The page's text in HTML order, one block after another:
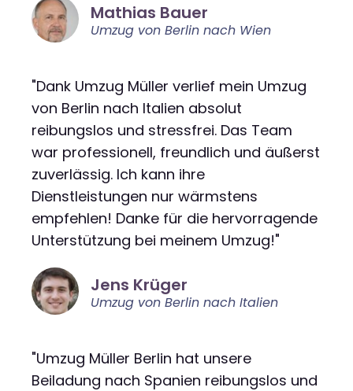
Mathias Bauer
Umzug von Berlin nach Wien
"Dank Umzug Müller verlief mein Umzug
von Berlin nach Italien absolut
reibungslos und stressfrei. Das Team
war professionell, freundlich und äußerst
zuverlässig. Ich kann ihre
Dienstleistungen nur wärmstens
empfehlen! Danke für die hervorragende
Unterstützung bei meinem Umzug!"
Jens Krüger
Umzug von Berlin nach Italien
"Umzug Müller Berlin hat unsere
Beiladung nach Spanien reibungslos und